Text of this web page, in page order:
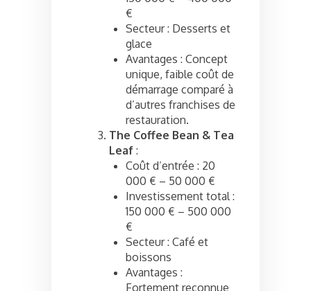
€
Secteur : Desserts et
glace
Avantages : Concept
unique, faible coût de
démarrage comparé à
d’autres franchises de
restauration.
The Coffee Bean & Tea
Leaf :
Coût d’entrée : 20
000 € – 50 000 €
Investissement total :
150 000 € – 500 000
€
Secteur : Café et
boissons
Avantages :
Fortement reconnue